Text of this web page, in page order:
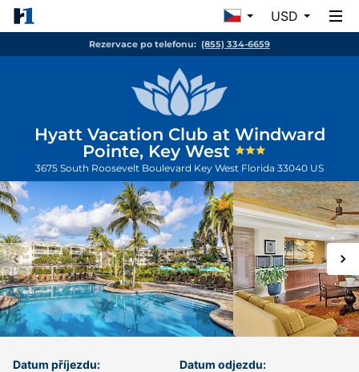
USD
Rezervace po telefonu: (855) 334-6659
Hyatt Vacation Club at Windward
Pointe, Key West
3675 South Roosevelt Boulevard Key West Florida 33040 US
Datum příjezdu: Datum odjezdu: